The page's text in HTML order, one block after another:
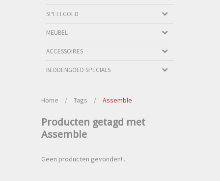
SPEELGOED
MEUBEL
ACCESSOIRES
BEDDENGOED SPECIALS
Home / Tags / Assemble
Producten getagd met
Assemble
Geen producten gevonden!...